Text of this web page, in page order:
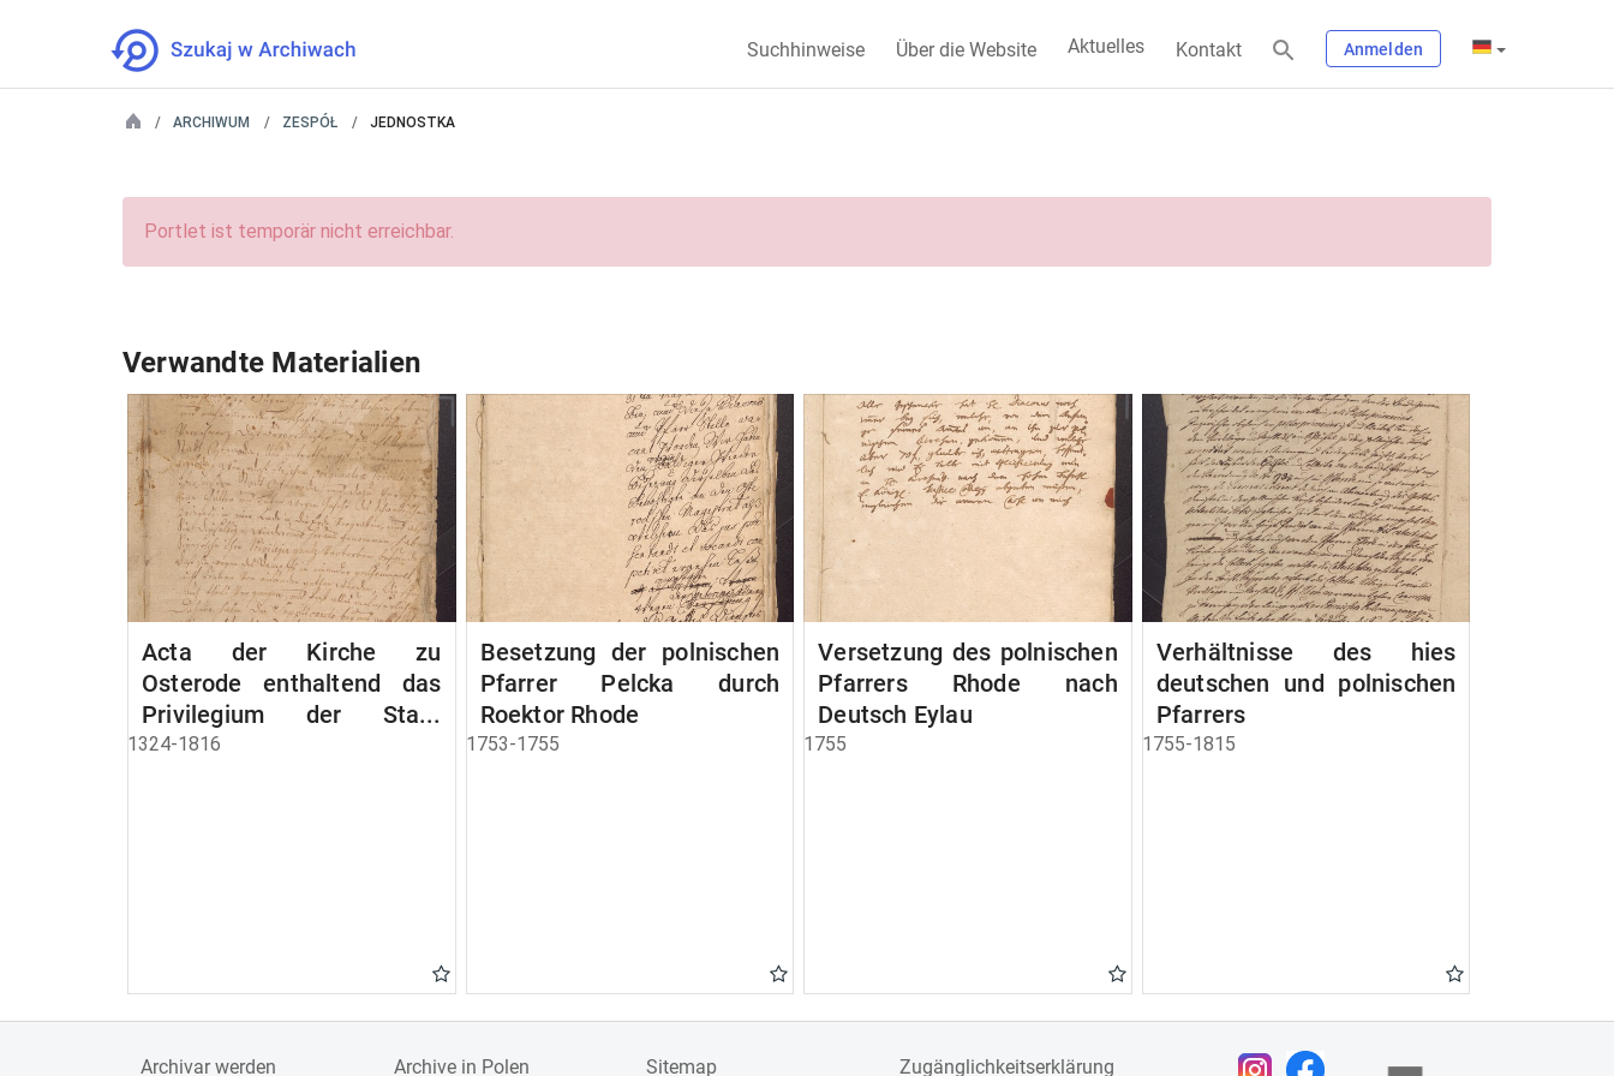
Suchhinweise Über die Website Aktuelles Kontakt Anmelden
ARCHIWUM ZESPÓŁ JEDNOSTKA
Portlet ist temporär nicht erreichbar.
Verwandte Materialien
Acta der Kirche zu
Osterode enthaltend das
Privilegium der Stadt
Osterode
1324-1816
Besetzung der polnischen
Pfarrer Pelcka durch
Roektor Rhode
1753-1755
Versetzung des polnischen
Pfarrers Rhode nach
Deutsch Eylau
1755
Verhältnisse des hies
deutschen und polnischen
Pfarrers
1755-1815
Archivar werden Archive in Polen Sitemap Zugänglichkeitserklärung